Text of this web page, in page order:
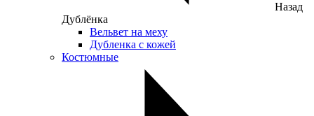
Назад
Дублёнка
Вельвет на меху
Дубленка с кожей
Костюмные